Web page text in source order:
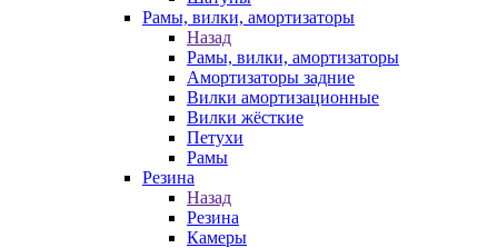
Рамы, вилки, амортизаторы
Назад
Рамы, вилки, амортизаторы
Амортизаторы задние
Вилки амортизационные
Вилки жёсткие
Петухи
Рамы
Резина
Назад
Резина
Камеры